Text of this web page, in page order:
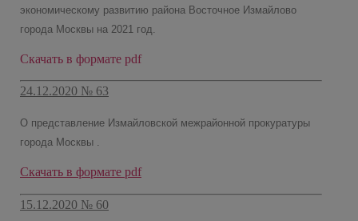
экономическому развитию района Восточное Измайлово
города Москвы на 2021 год.
Скачать в формате pdf
24.12.2020 № 63
О представление Измайловской межрайонной прокуратуры
города Москвы .
Скачать в формате pdf
15.12.2020 № 60